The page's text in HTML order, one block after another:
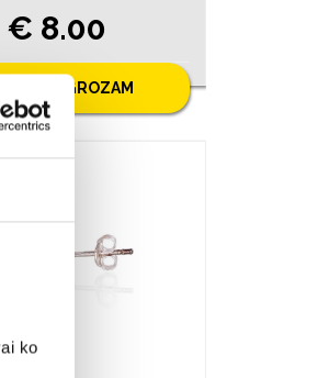
ko
€ 8.00
GROZAM